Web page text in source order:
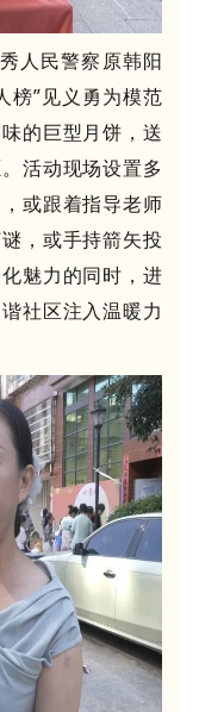
人民警察原韩阳
榜”见义勇为模范
的巨型月饼，送
活动现场设置多
或跟着指导老师
，或手持箭矢投
魅力的同时， 进
社区注入温暖力